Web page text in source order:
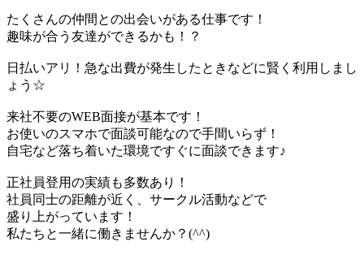
たくさんの仲間との出会いがある仕事です！
趣味が合う友達ができるかも！？
日払いアリ！急な出費が発生したときなどに賢く利用しまし
ょう☆
来社不要のWEB面接が基本です！
お使いのスマホで面談可能なので手間いらず！
自宅など落ち着いた環境ですぐに面談できます♪
正社員登用の実績も多数あり！
社員同士の距離が近く、サークル活動などで
盛り上がっています！
私たちと一緒に働きませんか？(^^)